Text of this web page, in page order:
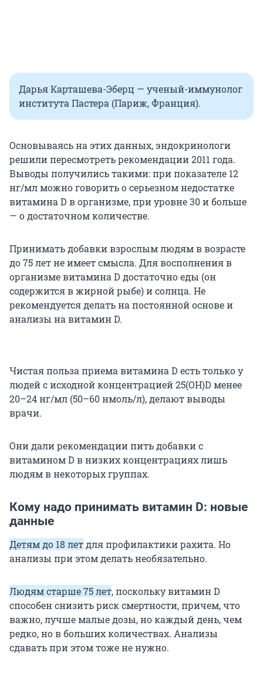
Дарья Карташева-Эберц — ученый-иммунолог
института Пастера (Париж, Франция).
Основываясь на этих данных, эндокринологи
решили пересмотреть рекомендации 2011 года.
Выводы получились такими: при показателе 12
нг/мл можно говорить о серьезном недостатке
витамина D в организме, при уровне 30 и больше
— о достаточном количестве.
Принимать добавки взрослым людям в возрасте
до 75 лет не имеет смысла. Для восполнения в
организме витамина D достаточно еды (он
содержится в жирной рыбе) и солнца. Не
рекомендуется делать на постоянной основе и
анализы на витамин D.
Чистая польза приема витамина D есть только у
людей с исходной концентрацией 25(OH)D менее
20–24 нг/мл (50–60 нмоль/л), делают выводы
врачи.
Они дали рекомендации пить добавки с
витамином D в низких концентрациях лишь
людям в некоторых группах.
Кому надо принимать витамин D: новые
данные
Детям до 18 летдля профилактики рахита. Но
анализы при этом делать необязательно.
Людям старше 75 лет, поскольку витамин D
способен снизить риск смертности, причем, что
важно, лучше малые дозы, но каждый день, чем
редко, но в больших количествах. Анализы
сдавать при этом тоже не нужно.